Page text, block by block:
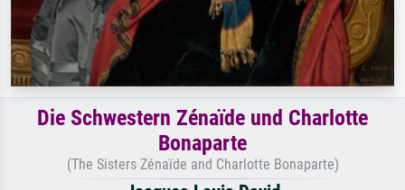
Die Schwestern Zénaïde und Charlotte
Bonaparte
(The Sisters Zénaïde and Charlotte Bonaparte)